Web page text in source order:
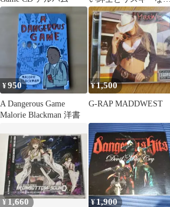
恋 河村眞人
¥950
A Dangerous Game
Malorie Blackman 洋書
¥1,500
G-RAP MADDWEST
¥1,660 ¥1,900